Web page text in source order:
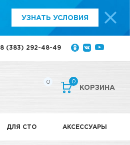
УЗНАТЬ УСЛОВИЯ
8 (383) 292-48-49
0 0
КОРЗИНА
ДЛЯ СТО АКСЕССУАРЫ